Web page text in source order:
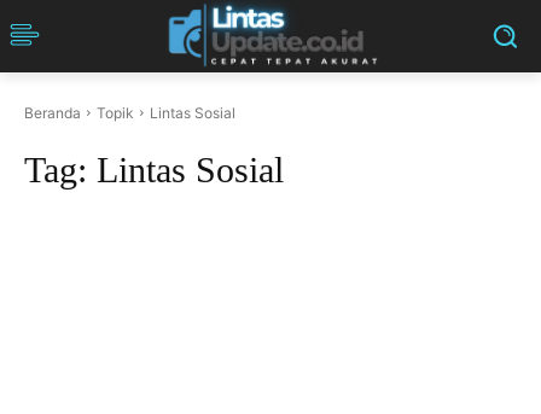
Beranda Topik Lintas Sosial
Tag: Lintas Sosial